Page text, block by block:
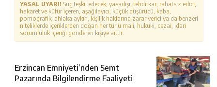
YASAL UYARI! Suç teşkil edecek, yasadışı, tehditkar, rahatsız edici,
hakaret ve küfür içeren, aşağılayıcı, küçük düşürücü, kaba,
pornografik, ahlaka aykırı, kişilik haklarına zarar verici ya da benzeri
niteliklerde içeriklerden doğan her türlü mali, hukuki, cezai, idari
sorumluluk içeriği gönderen kişiye aittir.
Erzincan Emniyeti’nden Semt
Pazarında Bilgilendirme Faaliyeti